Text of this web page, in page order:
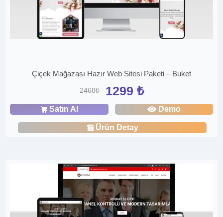
Çiçek Mağazası Hazır Web Sitesi Paketi – Buket
2468₺ 1299 ₺
Satın Al Demo
Ürün Detay